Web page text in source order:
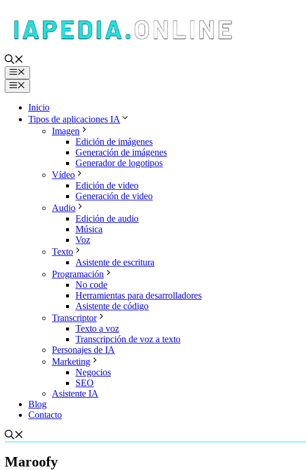
contenido
Menú
Menú
Inicio
Tipos de aplicaciones IA
Imagen
Edición de imágenes
Generación de imágenes
Generador de logotipos
Vídeo
Edición de video
Generación de video
Audio
Edición de audio
Música
Voz
Texto
Asistente de escritura
Programación
No code
Herramientas para desarrolladores
Asistente de código
Transcriptor
Texto a voz
Transcripción de voz a texto
Personajes de IA
Marketing
Negocios
SEO
Asistente IA
Blog
Contacto
Maroofy